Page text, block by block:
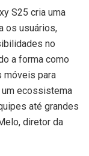
S25 cria uma
os usuários,
no
a forma como
móveis para
um ecossistema
até grandes
diretor da